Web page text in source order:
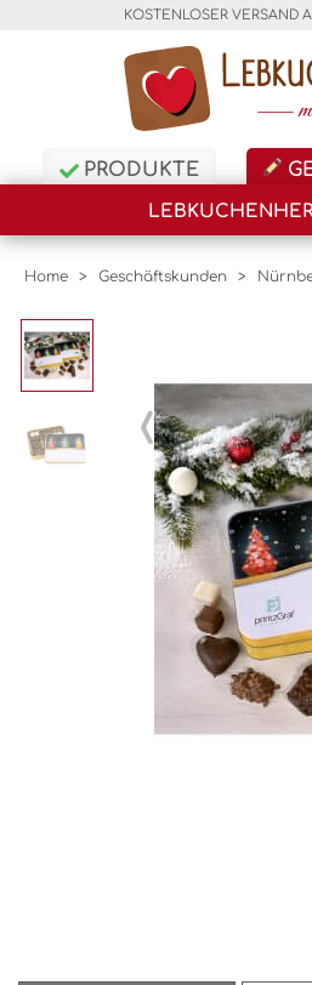
KOSTENLOSER VERSAND
PRODUKTE
Home > Geschäftskunden >
‹